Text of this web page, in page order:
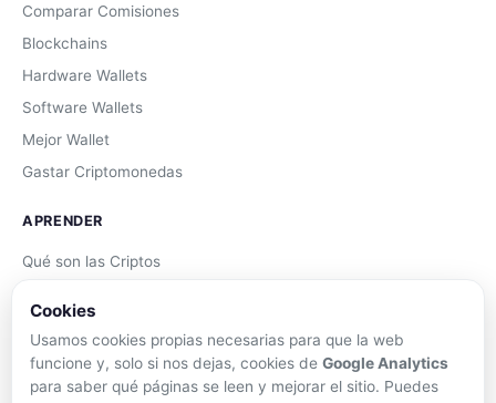
Comparar Comisiones
Blockchains
Hardware Wallets
Software Wallets
Mejor Wallet
Gastar Criptomonedas
APRENDER
Qué son las Criptos
DeFi
Trading
Cookies
Usamos cookies propias necesarias para que la web
funcione y, solo si nos dejas, cookies de Google Analytics
para saber qué páginas se leen y mejorar el sitio. Puedes